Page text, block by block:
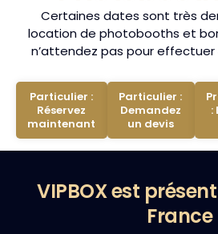
Certaines dates sont très
location de photobooths et
n’attendez pas pour
Particulier :
Réservez
maintenant
Particulier :
Demandez
un devis
:
VIPBOX est
France